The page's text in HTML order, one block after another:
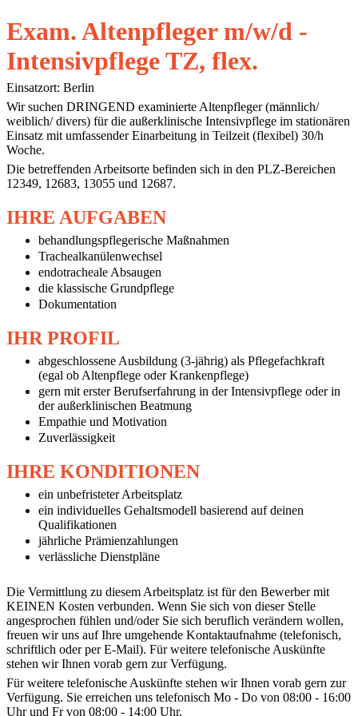
Exam. Altenpfleger m/w/d -
Intensivpflege TZ, flex.
Einsatzort: Berlin
Wir suchen DRINGEND examinierte Altenpfleger (männlich/
weiblich/ divers) für die außerklinische Intensivpflege im stationären
Einsatz mit umfassender Einarbeitung in Teilzeit (flexibel) 30/h
Woche.
Die betreffenden Arbeitsorte befinden sich in den PLZ-Bereichen
12349, 12683, 13055 und 12687.
IHRE AUFGABEN
behandlungspflegerische Maßnahmen
Trachealkanülenwechsel
endotracheale Absaugen
die klassische Grundpflege
Dokumentation
IHR PROFIL
abgeschlossene Ausbildung (3-jährig) als Pflegefachkraft
(egal ob Altenpflege oder Krankenpflege)
gern mit erster Berufserfahrung in der Intensivpflege oder in
der außerklinischen Beatmung
Empathie und Motivation
Zuverlässigkeit
IHRE KONDITIONEN
ein unbefristeter Arbeitsplatz
ein individuelles Gehaltsmodell basierend auf deinen
Qualifikationen
jährliche Prämienzahlungen
verlässliche Dienstpläne
Die Vermittlung zu diesem Arbeitsplatz ist für den Bewerber mit
KEINEN Kosten verbunden. Wenn Sie sich von dieser Stelle
angesprochen fühlen und/oder Sie sich beruflich verändern wollen,
freuen wir uns auf Ihre umgehende Kontaktaufnahme (telefonisch,
schriftlich oder per E-Mail). Für weitere telefonische Auskünfte
stehen wir Ihnen vorab gern zur Verfügung.
Für weitere telefonische Auskünfte stehen wir Ihnen vorab gern zur
Verfügung. Sie erreichen uns telefonisch Mo - Do von 08:00 - 16:00
Uhr und Fr von 08:00 - 14:00 Uhr.